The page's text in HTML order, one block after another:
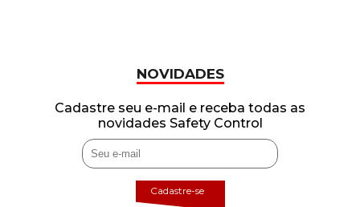
NOVIDADES
Cadastre seu e-mail e receba todas as
novidades Safety Control
Cadastre-se